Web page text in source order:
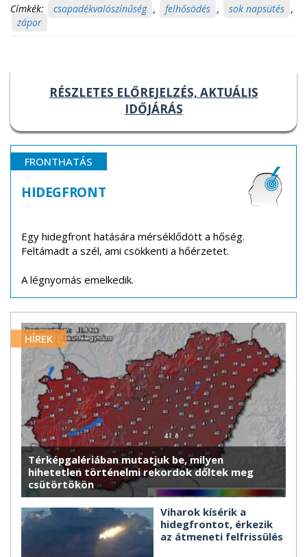
Címkék: csapadékvalószínűség , felhősödés , sok napsütés ,
zápor
RÉSZLETES ELŐREJELZÉS, AKTUÁLIS
IDŐJÁRÁS
FRONTHATÁS
HIDEGFRONT
Egy hidegfront hatására mérséklődött a hőség.
Feltámadt a szél, ami csökkenti a hőérzetet.
A légnyomás emelkedik.
HÍREK
Térképgalériában mutatjuk be, milyen
hihetetlen történelmi rekordok dőltek meg
csütörtökön
Viharok kísérik a
hidegfrontot, érkezik
az átmeneti felfrissülés